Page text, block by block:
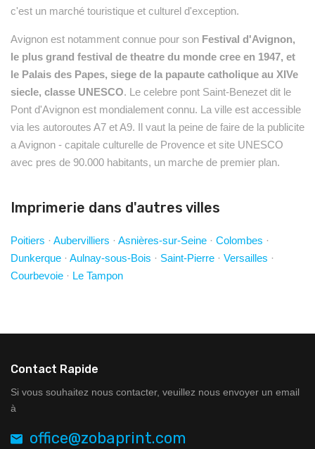
c'est un marché touristique et culturel d'exception.
Avignon est notamment connue pour son Festival d'Avignon,
le plus grand festival de theatre du monde cree en 1947, et
le Palais des Papes, siege de la papaute catholique au XIVe
siecle, classe UNESCO. Le celebre pont Saint-Benezet dit le
Pont d'Avignon est mondialement connu. La ville est accessible
via les autoroutes A7 et A9. Il vaut la peine de faire de la publicite
a Avignon - capitale culturelle de Provence et site UNESCO
avec pres de 90.000 habitants, un marche de premier plan.
Imprimerie dans d'autres villes
Poitiers · Aubervilliers · Asnières-sur-Seine · Colombes ·
Dunkerque · Aulnay-sous-Bois · Saint-Pierre · Versailles ·
Courbevoie · Le Tampon
Contact Rapide
Si vous souhaitez nous contacter, veuillez nous envoyer un email
à
office@zobaprint.com